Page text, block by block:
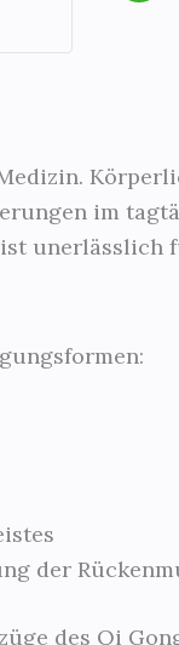
im
unerlässlich
der
des Qi